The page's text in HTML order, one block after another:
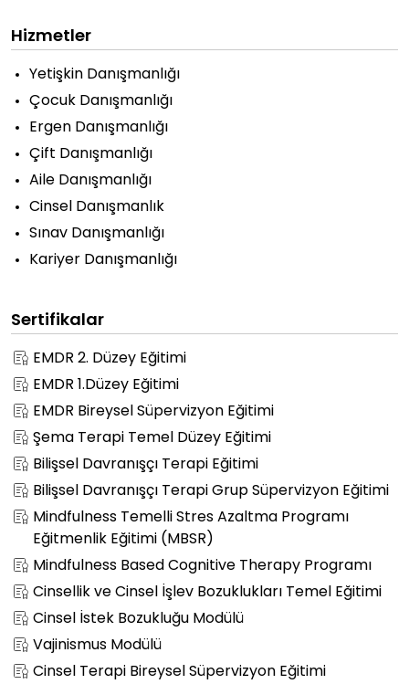
Hizmetler
Yetişkin Danışmanlığı
Çocuk Danışmanlığı
Ergen Danışmanlığı
Çift Danışmanlığı
Aile Danışmanlığı
Cinsel Danışmanlık
Sınav Danışmanlığı
Kariyer Danışmanlığı
Sertifikalar
EMDR 2. Düzey Eğitimi
EMDR 1.Düzey Eğitimi
EMDR Bireysel Süpervizyon Eğitimi
Şema Terapi Temel Düzey Eğitimi
Bilişsel Davranışçı Terapi Eğitimi
Bilişsel Davranışçı Terapi Grup Süpervizyon Eğitimi
Mindfulness Temelli Stres Azaltma Programı
Eğitmenlik Eğitimi (MBSR)
Mindfulness Based Cognitive Therapy Programı
Cinsellik ve Cinsel İşlev Bozuklukları Temel Eğitimi
Cinsel İstek Bozukluğu Modülü
Vajinismus Modülü
Cinsel Terapi Bireysel Süpervizyon Eğitimi